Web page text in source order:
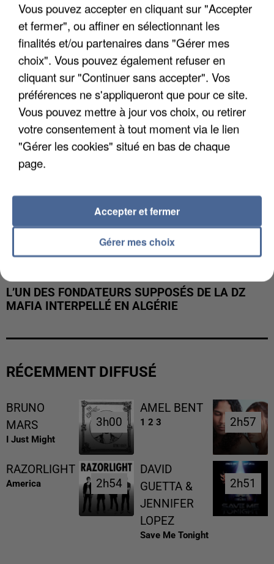
APRÈS TOUTES CES CANICULES, LES REFUGES
DE FAUNE SAUVAGE SONT...
L’UN DES FONDATEURS SUPPOSÉS DE LA DZ
MAFIA INTERPELLÉ EN ALGÉRIE
RÉCEMMENT DIFFUSÉ
BRUNO
MARS
I Just Might
3h00
3h00
AMEL BENT
1 2 3 2h57
2h57
RAZORLIGHT
America 2h54
2h54
DAVID
GUETTA &
JENNIFER
LOPEZ
Save Me Tonight
2h51
2h51
Vous pouvez accepter en cliquant sur "Accepter
et fermer", ou affiner en sélectionnant les
finalités et/ou partenaires dans "Gérer mes
choix". Vous pouvez également refuser en
cliquant sur "Continuer sans accepter". Vos
préférences ne s'appliqueront que pour ce site.
Vous pouvez mettre à jour vos choix, ou retirer
votre consentement à tout moment via le lien
"Gérer les cookies" situé en bas de chaque
page.
Gérer mes choix
Accepter et fermer